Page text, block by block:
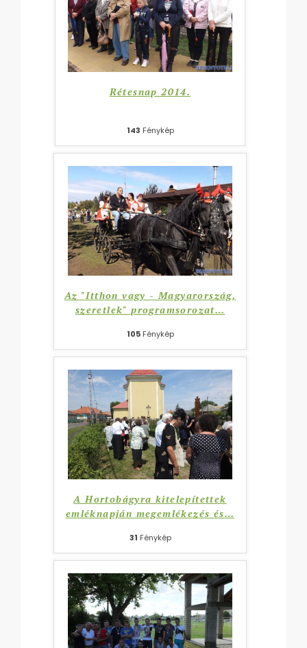
Rétesnap 2014.
143 Fénykép
Az "Itthon vagy - Magyarország,
szeretlek" programsorozat…
105Fénykép
A Hortobágyra kitelepítettek
emléknapján megemlékezés és…
31 Fénykép